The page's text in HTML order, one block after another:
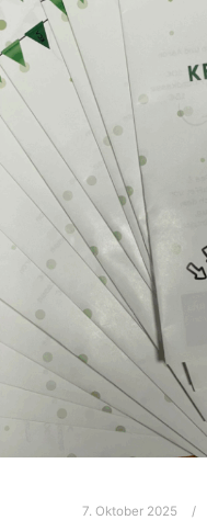
7. Oktober 2025